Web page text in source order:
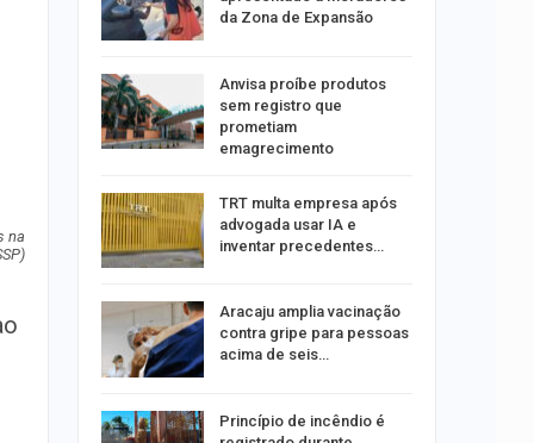
nados…
da Zona de Expansão
Anvisa proíbe produtos
sem registro que
prometiam
emagrecimento
TRT multa empresa após
advogada usar IA e
inventar precedentes…
Aracaju amplia vacinação
contra gripe para pessoas
acima de seis…
Princípio de incêndio é